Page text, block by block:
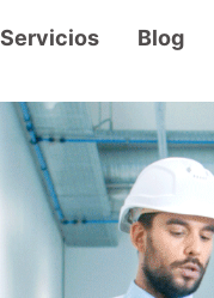
Servicios Blog